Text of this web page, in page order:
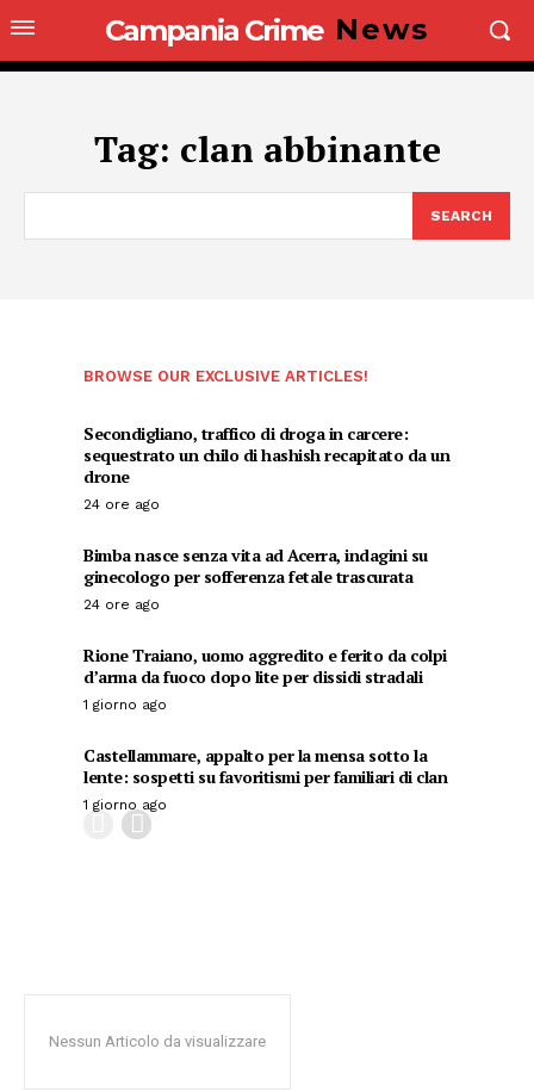
Campania Crime News
Tag: clan abbinante
SEARCH
BROWSE OUR EXCLUSIVE ARTICLES!
Secondigliano, traffico di droga in carcere:
sequestrato un chilo di hashish recapitato da un
drone
24 ore ago
Bimba nasce senza vita ad Acerra, indagini su
ginecologo per sofferenza fetale trascurata
24 ore ago
Rione Traiano, uomo aggredito e ferito da colpi
d’arma da fuoco dopo lite per dissidi stradali
1 giorno ago
Castellammare, appalto per la mensa sotto la
lente: sospetti su favoritismi per familiari di clan
1 giorno ago
Nessun Articolo da visualizzare